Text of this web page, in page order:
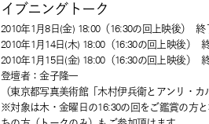
イブニングトーク
2010年1月8日(金) 18:00（16:30の回上映後）終
2010年1月14日(木) 18:00（16:30の回上映後）
2010年1月15日(金) 18:00（16:30の回上映後）
登壇者：金子隆一
（東京都写真美術館「木村伊兵衛とアンリ・
※対象は木・金曜日の16:30の回をご鑑賞の方